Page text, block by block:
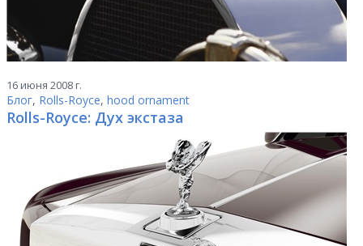
16 июня 2008 г.
Блог, Rolls-Royce, hood ornament
Rolls-Royce: Дух экстаза